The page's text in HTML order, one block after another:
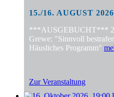
15./16. AUGUST
***AUSGEBUCHT*** 2-
Grewe: "Sinnvoll
Häusliches Programm"
Zur Veranstaltung